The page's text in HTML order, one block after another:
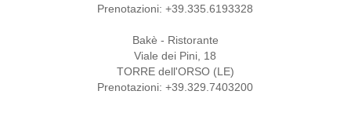
Prenotazioni: +39.335.6193328
Bakè - Ristorante
Viale dei Pini, 18
TORRE dell'ORSO (LE)
Prenotazioni: +39.329.7403200